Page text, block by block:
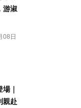
游淑
08日
｜
親赴